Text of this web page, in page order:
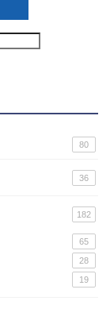
80
36
182
65
28
19